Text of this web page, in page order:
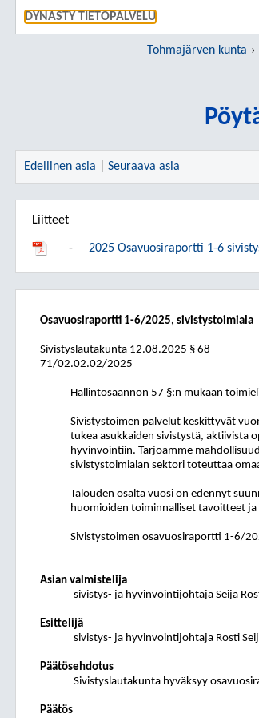
DYNASTY TIETOPALVELU
Tohmajärven kunta
Edellinen asia Seuraava asia
Liitteet
- 2025 Osavuosiraportti 1-6
Osavuosiraportti 1-6/2025, sivistystoimiala
Sivistyslautakunta 12.08.2025 § 68
71/02.02.02/2025
Hallintosäännön 57 §:n mukaan
Sivistystoimen palvelut keskittyvät
tukea asukkaiden sivistystä, aktiivista
hyvinvointiin. Tarjoamme
sivistystoimialan sektori toteuttaa
Talouden osalta vuosi on edennyt
huomioiden toiminnalliset tavoitteet
Sivistystoimen osavuosiraportti 1-6/
Asian valmistelija
sivistys- ja hyvinvointijohtaja Seija
Esittelijä
sivistys- ja hyvinvointijohtaja Rosti
Päätösehdotus
Sivistyslautakunta hyväksyy
Päätös